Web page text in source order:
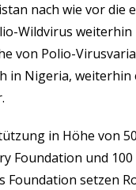
nach wie vor die
Wildvirus
von Polio-
in Nigeria, weiterhin
in Höhe von
Foundation und
Foundation setzen